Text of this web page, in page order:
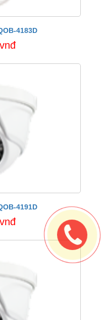
4183D
4191D